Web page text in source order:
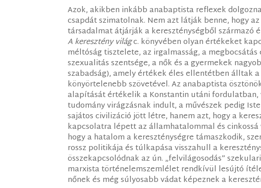
Azok, akikben inkább anabaptista reflexek
csapdát szimatolnak. Nem azt látják benne, hogy
társadalmat átjárják a kereszténységből
A keresztény világc. könyvében olyan értékeket
méltóság tisztelete, az irgalmasság, a
szexualitás szentsége, a nők és a gyermekek
szabadság), amely értékek éles ellentétben álltak
könyörtelenebb szövetével. Az anabaptista
alapítását értékelik a Konstantin utáni fordulatban,
tudomány virágzásnak indult, a művészek pedig
sajátos civilizáció jött létre, hanem azt, hogy a
kapcsolatra lépett az államhatalommal és
hogy a hatalom a kereszténységre támaszkodik,
rossz politikája és túlkapása visszahull a
összekapcsolódnak az ún. „felvilágosodás”
marxista történelemszemlélet rendkívül lesújtó
nőnek és még súlyosabb vádat képeznek a